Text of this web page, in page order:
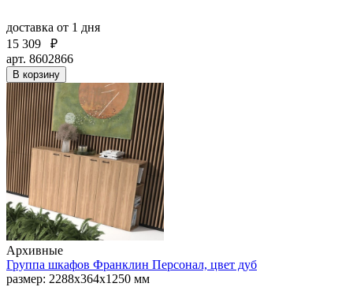
доставка от 1 дня
15 309
₽
арт. 8602866
В корзину
Архивные
Группа шкафов Франклин Персонал, цвет дуб
размер: 2288х364х1250 мм